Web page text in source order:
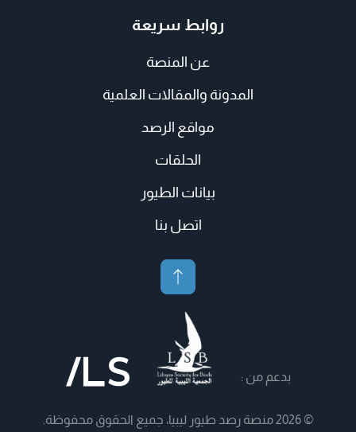
روابط سريعة
عن المنصة
المدونة والمقالات العلمية
مواقع الرصد
الحلقات
بيانات الطيور
اتصل بنا
بدعم من :
© 2026 منصة رصد طيور ليبيا، جميع الحقوق محفوظة.